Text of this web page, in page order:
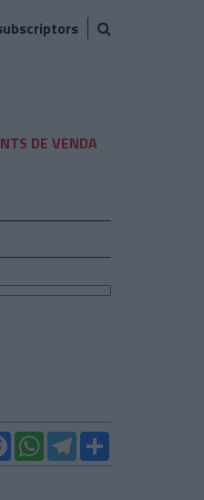
DE VENDA
FacebookWhatsAppTelegram